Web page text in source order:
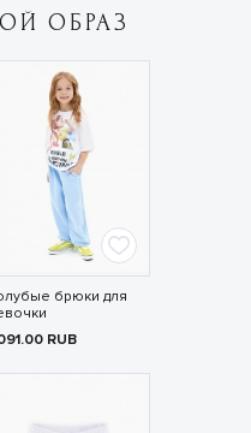
ОБРАЗ
брюки для
RUB